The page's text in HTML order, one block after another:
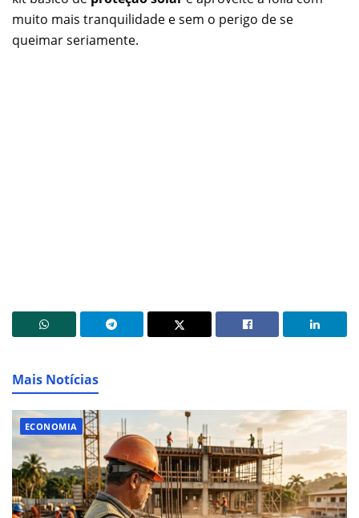
muito mais tranquilidade e sem o perigo de se
queimar seriamente.
Mais Notícias
ECONOMIA